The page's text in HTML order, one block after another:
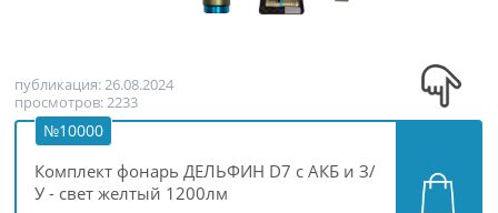
публикация: 26.08.2024
просмотров: 2233
№10000
Комплект фонарь ДЕЛЬФИН D7 с АКБ и З/
У - свет желтый 1200лм